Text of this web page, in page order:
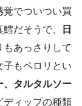
覚でついつい買
だそうで、
日
もあっさりして
子もペロリとい
、タルタルソー
ディップの種類